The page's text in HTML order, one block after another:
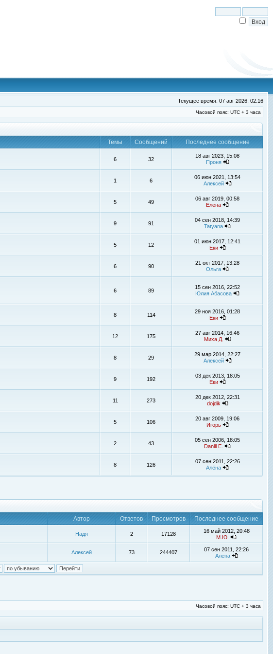
Текущее время: 07 авг 2026, 02:16
Часовой пояс: UTC + 3 часа
Темы Сообщений
Последнее сообщение
6 32
18 авг 2023, 15:08
Проня
1 6
06 июн 2021, 13:54
Алексей
5 49
06 авг 2019, 00:58
Елена
9 91
04 сен 2018, 14:39
Tatyana
5 12
01 июн 2017, 12:41
Еки
6 90
21 окт 2017, 13:28
Ольга
6 89
15 сен 2016, 22:52
Юлия Абасова
8 114
29 ноя 2016, 01:28
Еки
12 175
27 авг 2014, 16:46
Миха Д.
8 29
29 мар 2014, 22:27
Алексей
9 192
03 дек 2013, 18:05
Еки
11 273
20 дек 2012, 22:31
dojdik
5 106
20 авг 2009, 19:06
Игорь
2 43
05 сен 2006, 18:05
Daniil E.
8 126
07 сен 2011, 22:26
Алёна
Автор Ответов Просмотров Последнее сообщение
Надя 2 17128
16 май 2012, 20:48
М.Ю.
Алексей 73 244407
07 сен 2011, 22:26
Алёна
Часовой пояс: UTC + 3 часа